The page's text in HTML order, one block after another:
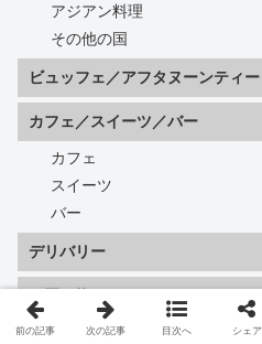
アジアン料理
その他の国
ビュッフェ／アフタヌーンティー
カフェ／スイーツ／バー
カフェ
スイーツ
バー
デリバリー
食品
前の記事 次の記事 目次へ シェア